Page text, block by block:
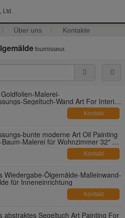
Ltd.
Über uns Kontakte
fournisseur.
Malerei-
Segeltuch-Wand Art For Interior
Kontakt
bunte moderne Art Oil Painting
Malerei für Wohnzimmer 32" X
Kontakt
Wiedergabe-Ölgemälde-Malleinwand-
für Inneneinrichtung
Kontakt
abstraktes Segeltuch Art Painting For